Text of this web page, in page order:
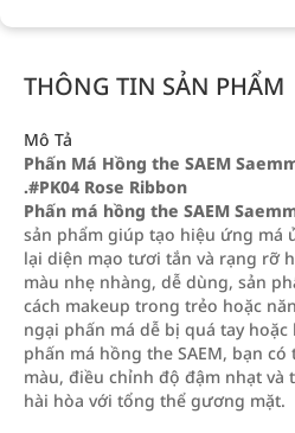
THÔNG TIN SẢN PHẨM
Mô Tả
Phấn Má Hồng the SAEM
.#PK04 Rose Ribbon
Phấn má hồng the SAEM
sản phẩm giúp tạo hiệu ứng má
lại diện mạo tươi tắn và rạng rỡ
màu nhẹ nhàng, dễ dùng, sản
cách makeup trong trẻo hoặc
ngại phấn má dễ bị quá tay
phấn má hồng the SAEM, bạn
màu, điều chỉnh độ đậm nhạt
hài hòa với tổng thể gương mặt.